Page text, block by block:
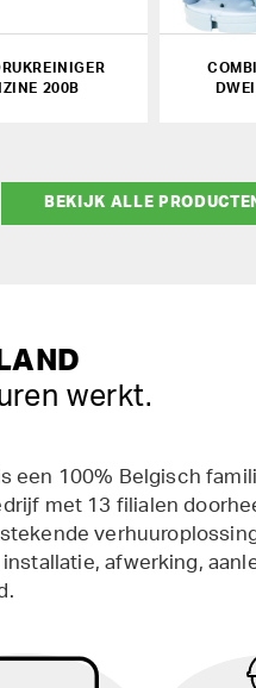
200B
BEKIJK ALLE
werkt.
een 100% Belgisch
met 13 filialen
afwerking,